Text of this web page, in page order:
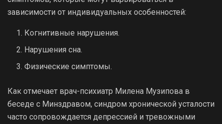
зависимости от индивидуальных особенностей:
Когнитивные нарушения.
Нарушения сна.
Физические симптомы.
Как отмечает врач-психиатр Милена Музипова в
беседе с Минздравом, синдром хронической усталости
часто сопровождается депрессией и тревожными